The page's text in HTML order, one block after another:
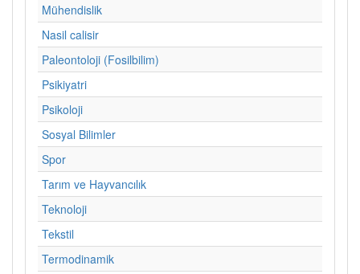
Mühendislik
Nasil calisir
Paleontoloji (Fosilbilim)
Psikiyatri
Psikoloji
Sosyal Bilimler
Spor
Tarım ve Hayvancılık
Teknoloji
Tekstil
Termodinamik